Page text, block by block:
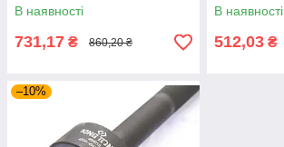
В наявності
731,17 ₴ 860,20 ₴
В наявності
512,03 ₴
–10%